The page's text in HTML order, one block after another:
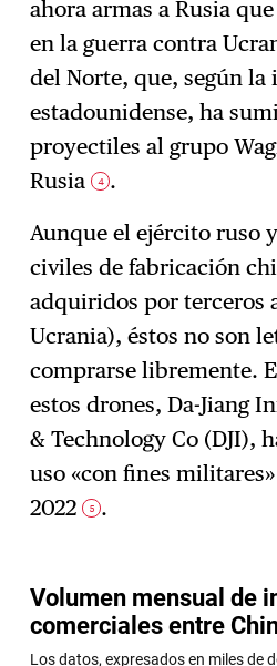
ahora armas a Rusia
en la guerra contra
del Norte, que, según la
estadounidense, ha
proyectiles al grupo
Rusia 4 .
Aunque el ejército ruso
civiles de fabricación
adquiridos por terceros
Ucrania), éstos no son
comprarse libremente.
estos drones, Da-Jiang
& Technology Co (DJI),
uso «con fines
2022 5 .